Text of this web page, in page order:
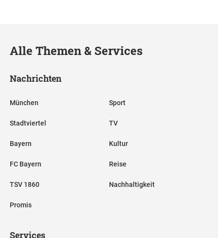
Alle Themen & Services
Nachrichten
München
Stadtviertel
Bayern
FC Bayern
TSV 1860
Promis
Sport
TV
Kultur
Reise
Nachhaltigkeit
Services